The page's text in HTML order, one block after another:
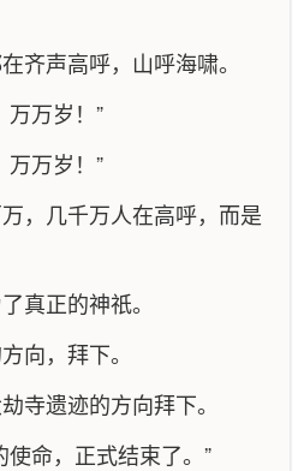
齐声高呼，山呼海啸。
万万岁！”
万万岁！”
，几千万人在高呼，而是
真正的神祇。
向，拜下。
寺遗迹的方向拜下。
使命，正式结束了。”